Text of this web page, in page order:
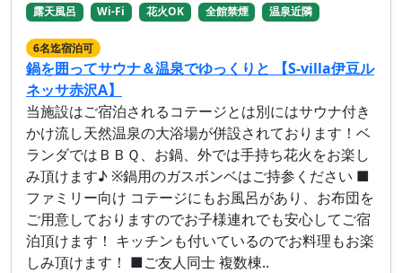
露天風呂
Wi-Fi 花火OK 全館禁煙 温泉近隣
6名迄宿泊可
鍋を囲ってサウナ＆温泉でゆっくりと 【S-villa伊豆ル
ネッサ赤沢A】
当施設はご宿泊されるコテージとは別にはサウナ付き
かけ流し天然温泉の大浴場が併設されております！ベ
ランダではＢＢＱ、お鍋、外では手持ち花火をお楽し
み頂けます♪ ※鍋用のガスボンベはご持参ください ■
ファミリー向け コテージにもお風呂があり、お布団を
ご用意しておりますのでお子様連れでも安心してご宿
泊頂けます！ キッチンも付いているのでお料理もお楽
しみ頂けます！ ■ご友人同士 複数棟..